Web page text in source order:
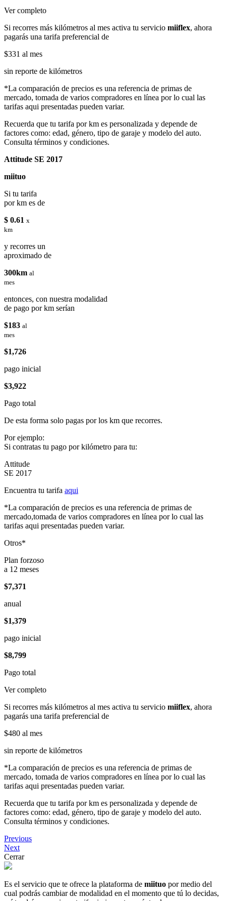
Ver completo
Si recorres más kilómetros al mes activa tu servicio miiflex, ahora
pagarás una tarifa preferencial de
$331 al mes
sin reporte de kilómetros
*La comparación de precios es una referencia de primas de
mercado, tomada de varios compradores en línea por lo cual las
tarifas aqui presentadas pueden variar.
Recuerda que tu tarifa por km es personalizada y depende de
factores como: edad, género, tipo de garaje y modelo del auto.
Consulta términos y condiciones.
Attitude SE 2017
miituo
Si tu tarifa
por km es de
$ 0.61 x
km
y recorres un
aproximado de
300km al
mes
entonces, con nuestra modalidad
de pago por km serían
$183 al
mes
$1,726
pago inicial
$3,922
Pago total
De esta forma solo pagas por los km que recorres.
Por ejemplo:
Si contratas tu pago por kilómetro para tu:
Attitude
SE 2017
Encuentra tu tarifa aqui
*La comparación de precios es una referencia de primas de
mercado,tomada de varios compradores en línea por lo cual las
tarifas aqui presentadas pueden variar.
Otros*
Plan forzoso
a 12 meses
$7,371
anual
$1,379
pago inicial
$8,799
Pago total
Ver completo
Si recorres más kilómetros al mes activa tu servicio miiflex, ahora
pagarás una tarifa preferencial de
$480 al mes
sin reporte de kilómetros
*La comparación de precios es una referencia de primas de
mercado, tomada de varios compradores en línea por lo cual las
tarifas aqui presentadas pueden variar.
Recuerda que tu tarifa por km es personalizada y depende de
factores como: edad, género, tipo de garaje y modelo del auto.
Consulta términos y condiciones.
Previous
Next
Cerrar
Es el servicio que te ofrece la plataforma de miituo por medio del
cual podrás cambiar de modalidad en el momento que tú lo decidas,